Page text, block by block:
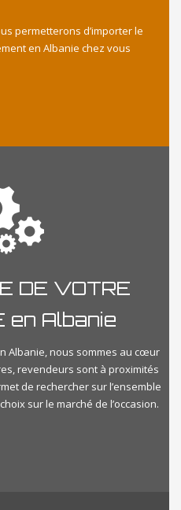
permetterons d’importer le
en Albanie chez vous
DE VOTRE
en Albanie
Albanie, nous sommes au cœur
revendeurs sont à proximités
de rechercher sur l’ensemble
sur le marché de l’occasion.